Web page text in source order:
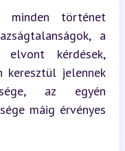
minden történet
a
elvont kérdések,
keresztül jelennek
az egyén
máig érvényes